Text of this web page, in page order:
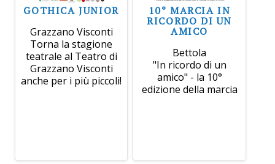
GOTHICA JUNIOR
Grazzano Visconti
Torna la stagione
teatrale al Teatro di
Grazzano Visconti
anche per i più piccoli!
10° MARCIA IN
RICORDO DI UN
AMICO
Bettola
"In ricordo di un
amico" - la 10°
edizione della marcia